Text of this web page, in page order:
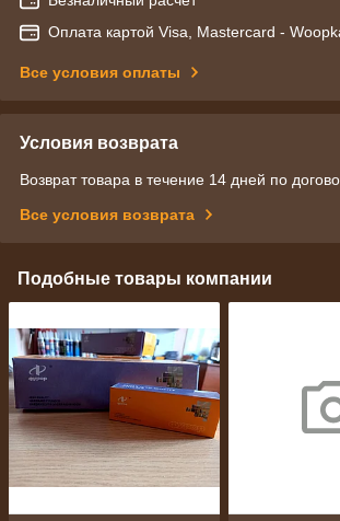
Оплата картой Visa, Mastercard -
Все условия оплаты
Условия возврата
Возврат товара в течение 14 дней по
Все условия возврата
Подобные товары компании